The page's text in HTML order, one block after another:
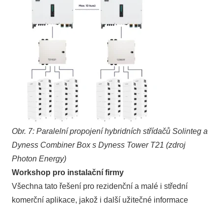
Obr. 7: Paralelní propojení hybridních střídačů Solinteg a
Dyness Combiner Box s Dyness Tower T21 (zdroj
Photon Energy)
Workshop pro instalační firmy
Všechna tato řešení pro rezidenční a malé i střední
komerční aplikace, jakož i další užitečné informace